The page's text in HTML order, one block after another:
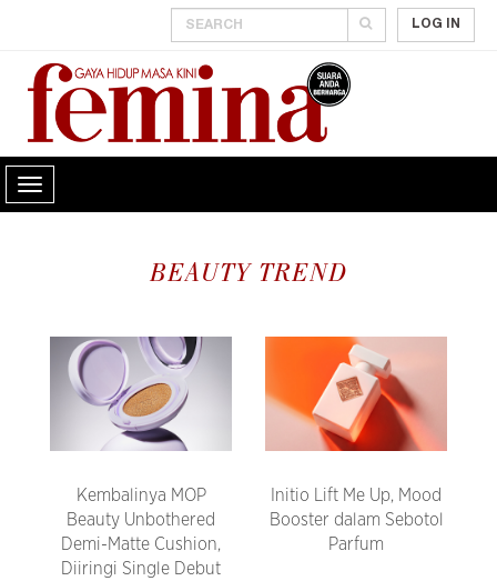
LOG IN
BEAUTY TREND
Kembalinya MOP
Beauty Unbothered
Demi-Matte Cushion,
Diiringi Single Debut
Initio Lift Me Up, Mood
Booster dalam Sebotol
Parfum